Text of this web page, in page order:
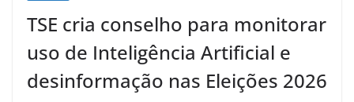
TSE cria conselho para monitorar
uso de Inteligência Artificial e
desinformação nas Eleições 2026